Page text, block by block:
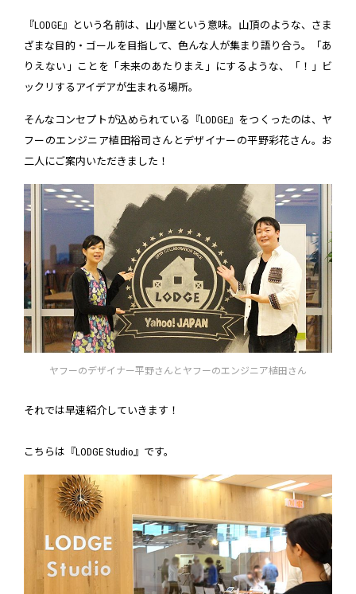
『LODGE』という名前は、山小屋という意味。山頂のような、さま
ざまな目的・ゴールを目指して、色んな人が集まり語り合う。「あ
りえない」ことを「未来のあたりまえ」にするような、「！」ビ
ックリするアイデアが生まれる場所。
そんなコンセプトが込められている『LODGE』をつくったのは、ヤ
フーのエンジニア植田裕司さんとデザイナーの平野彩花さん。お
二人にご案内いただきました！
ヤフーのデザイナー平野さんとヤフーのエンジニア植田さん
それでは早速紹介していきます！
こちらは『LODGE Studio』です。